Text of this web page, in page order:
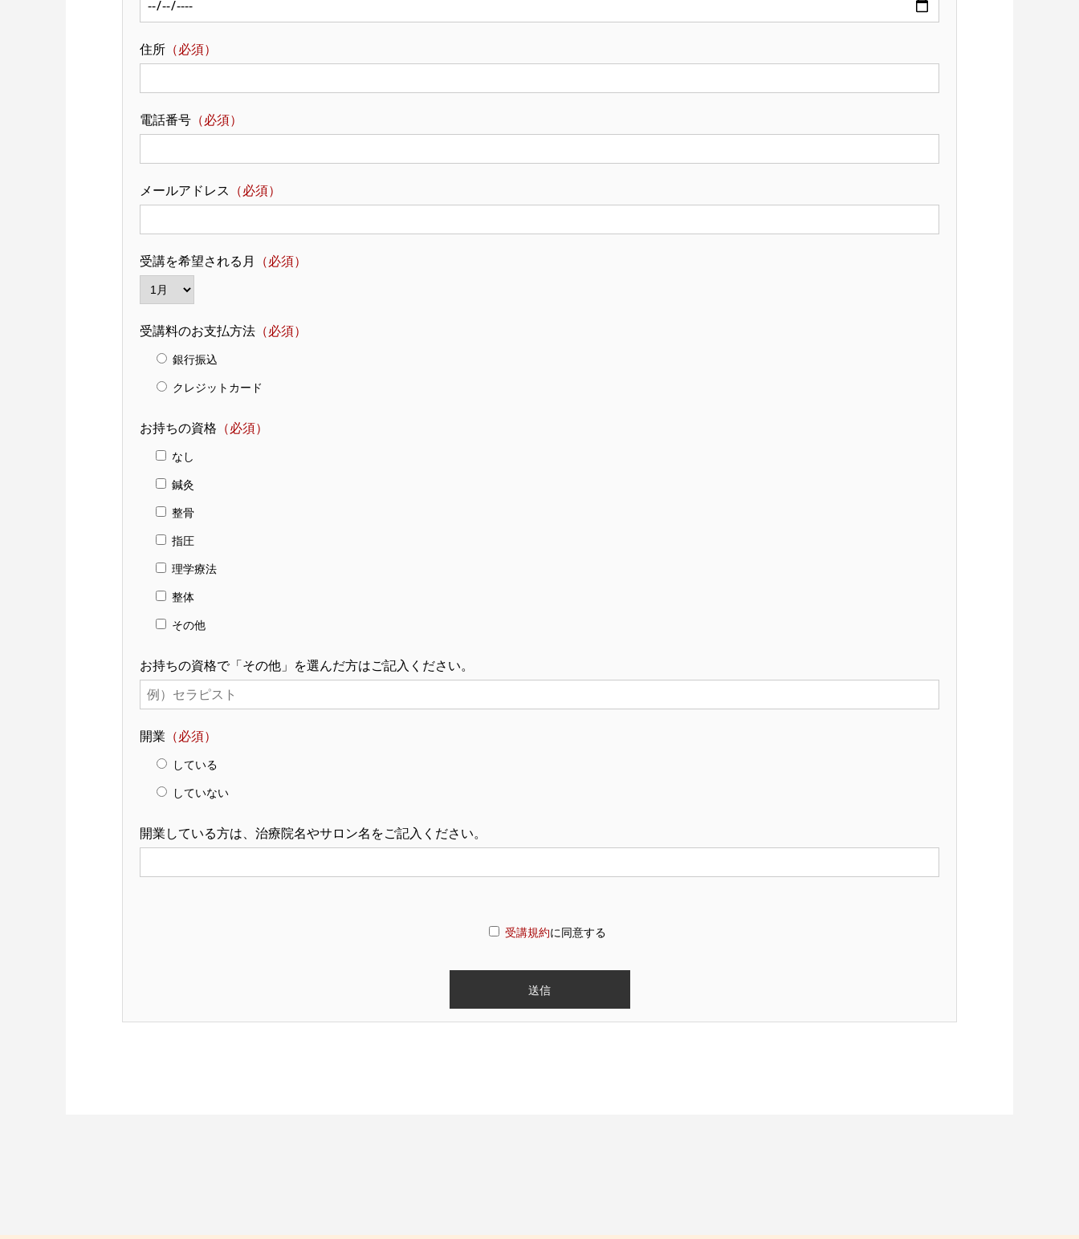
住所 （必須）
電話番号 （必須）
メールアドレス （必須）
受講を希望される月 （必須）
受講料のお支払方法 （必須）
銀行振込
クレジットカード
お持ちの資格 （必須）
なし
鍼灸
整骨
指圧
理学療法
整体
その他
お持ちの資格で「その他」を選んだ方はご記入ください。
開業 （必須）
している
していない
開業している方は、治療院名やサロン名をご記入ください。
受講規約に同意する